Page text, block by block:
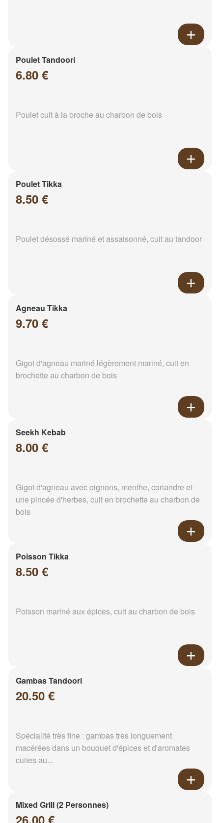
Poulet Tandoori
6.80 €
Poulet cuit à la broche au charbon de bois
Poulet Tikka
8.50 €
Poulet désossé mariné et assaisonné, cuit au tandoor
Agneau Tikka
9.70 €
Gigot d'agneau mariné légèrement mariné, cuit en
brochette au charbon de bois
Seekh Kebab
8.00 €
Gigot d'agneau avec oignons, menthe, coriandre et
une pincée d'herbes, cuit en brochette au charbon de
bois
Poisson Tikka
8.50 €
Poisson mariné aux épices, cuit au charbon de bois
Gambas Tandoori
20.50 €
Spécialité très fine : gambas très longuement
macérées dans un bouquet d'épices et d'aromates
cuites au...
Mixed Grill (2 Personnes)
26.00 €